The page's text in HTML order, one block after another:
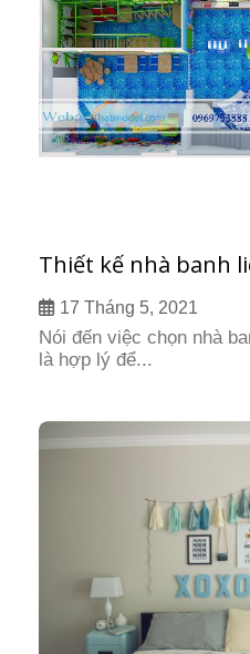
Thiết kế nhà banh
17 Tháng 5, 2021
Nói đến việc chọn nhà
là hợp lý để...